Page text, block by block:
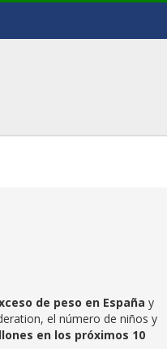
de peso en España y
el número de niños y
en los próximos 10